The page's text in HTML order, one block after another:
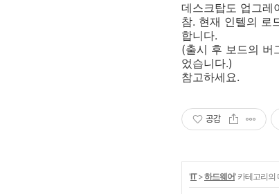
데스크탑도 업그레
참. 현재 인텔의 로
합니다.
(출시 후 보드의 버
었습니다.)
참고하세요.
공감
'IT>하드웨어' 카테고리의